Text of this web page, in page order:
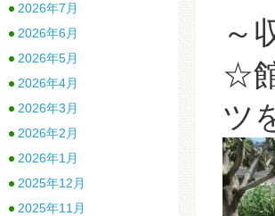
～
☆
ツ
2026年7月
2026年6月
2026年5月
2026年4月
2026年3月
2026年2月
2026年1月
2025年12月
2025年11月